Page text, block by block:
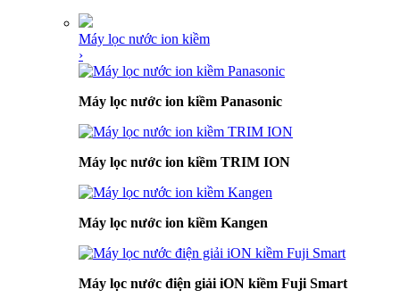
Máy lọc nước ion kiềm
›
Máy lọc nước ion kiềm Panasonic
Máy lọc nước ion kiềm TRIM ION
Máy lọc nước ion kiềm Kangen
Máy lọc nước điện giải iON kiềm Fuji Smart